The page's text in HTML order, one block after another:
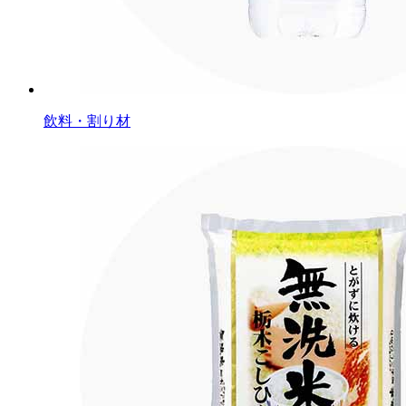
飲料・割り材